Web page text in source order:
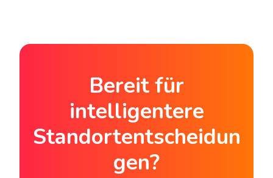
Bereit für
intelligentere
Standortentscheidun
gen?